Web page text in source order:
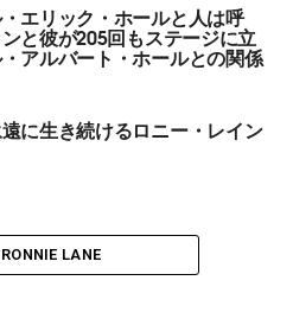
エリック・ホールと人は呼
と彼が205回もステージに立
アルバート・ホールとの関係
に生き続けるロニー・レイン
LANE